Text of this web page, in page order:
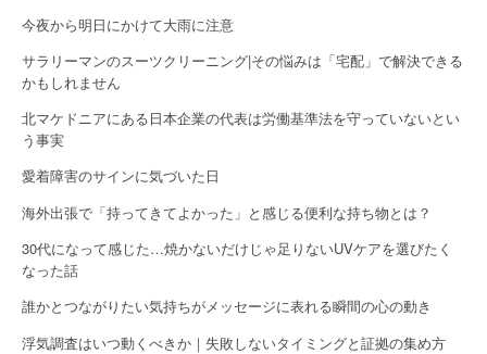
今夜から明日にかけて大雨に注意
サラリーマンのスーツクリーニング|その悩みは「宅配」で解決できる
かもしれません
北マケドニアにある日本企業の代表は労働基準法を守っていないとい
う事実
愛着障害のサインに気づいた日
海外出張で「持ってきてよかった」と感じる便利な持ち物とは？
30代になって感じた…焼かないだけじゃ足りないUVケアを選びたく
なった話
誰かとつながりたい気持ちがメッセージに表れる瞬間の心の動き
浮気調査はいつ動くべきか｜失敗しないタイミングと証拠の集め方